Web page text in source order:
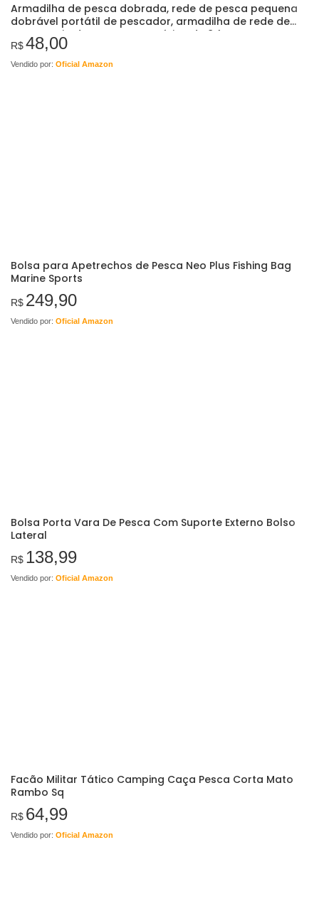
Armadilha de pesca dobrada, rede de pesca pequena
dobrável portátil de pescador, armadilha de rede de
caranguejo de pesca automática de 8 furos com…
R$48,00
Vendido por: Oficial Amazon
Bolsa para Apetrechos de Pesca Neo Plus Fishing Bag
Marine Sports
R$ 249,90
Vendido por: Oficial Amazon
Bolsa Porta Vara De Pesca Com Suporte Externo Bolso
Lateral
R$ 138,99
Vendido por: Oficial Amazon
Facão Militar Tático Camping Caça Pesca Corta Mato
Rambo Sq
R$ 64,99
Vendido por: Oficial Amazon